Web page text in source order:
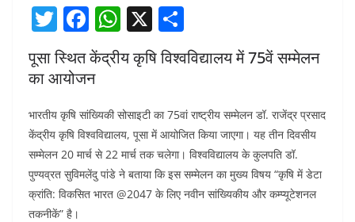
T
w
itt
er
F
a
c
e
b
o
o
k
W
h
at
A
p
p
X
h
ar
पूसा स्थित केंद्रीय कृषि विश्वविद्यालय में 75वें सम्मेलन
का आयोजन
भारतीय कृषि सांख्यिकी सोसाइटी का 75वां राष्ट्रीय सम्मेलन डॉ. राजेंद्र प्रसाद
केंद्रीय कृषि विश्वविद्यालय, पूसा में आयोजित किया जाएगा। यह तीन दिवसीय
सम्मेलन 20 मार्च से 22 मार्च तक चलेगा। विश्वविद्यालय के कुलपति डॉ.
पुण्यव्रत सुविमलेंदु पांडे ने बताया कि इस सम्मेलन का मुख्य विषय “कृषि में डेटा
क्रांति: विकसित भारत @2047 के लिए नवीन सांख्यिकीय और कम्प्यूटेशनल
तकनीकें” है।